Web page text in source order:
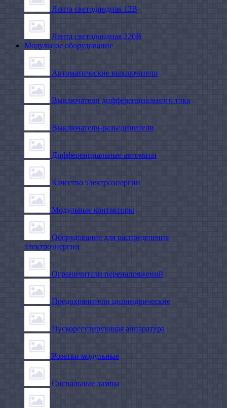
Лента светодиодная 12В
Лента светодиодная 220В
Модульное оборудование
Автоматические выключатели
Выключатели дифференциального тока
Выключатели-разъединители
Дифференциальные автоматы
Качество электроэнергии
Модульные контакторы
Оборудование для распределения
электроэнергии
Ограничители перенапряжений
Предохранители цилиндрические
Пускорегулирующая аппаратура
Розетки модульные
Сигнальные лампы